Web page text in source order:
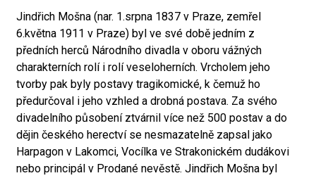
Jindřich Mošna (nar. 1.srpna 1837 v Praze, zemřel
6.května 1911 v Praze) byl ve své době jedním z
předních herců Národního divadla v oboru vážných
charakterních rolí i rolí veseloherních. Vrcholem jeho
tvorby pak byly postavy tragikomické, k čemuž ho
předurčoval i jeho vzhled a drobná postava. Za svého
divadelního působení ztvárnil více než 500 postav a do
dějin českého herectví se nesmazatelně zapsal jako
Harpagon v Lakomci, Vocílka ve Strakonickém dudákovi
nebo principál v Prodané nevěstě. Jindřich Mošna byl